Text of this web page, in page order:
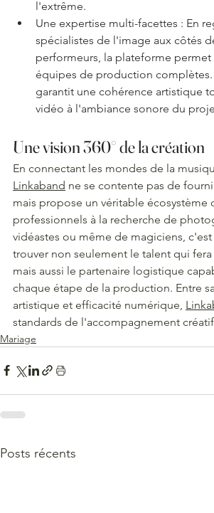
l'extrême.
Une expertise multi-facettes : En
spécialistes de l'image aux côtés
performeurs, la plateforme
équipes de production complètes.
garantit une cohérence artistique
vidéo à l'ambiance sonore du
Une vision 360° de la création
En connectant les mondes de la
Linkaband ne se contente pas de
mais propose un véritable écosystème
professionnels à la recherche de
vidéastes ou même de magiciens,
trouver non seulement le talent qui fera
mais aussi le partenaire logistique
chaque étape de la production. Entre
artistique et efficacité numérique,
standards de l'accompagnement
Mariage
Posts récents